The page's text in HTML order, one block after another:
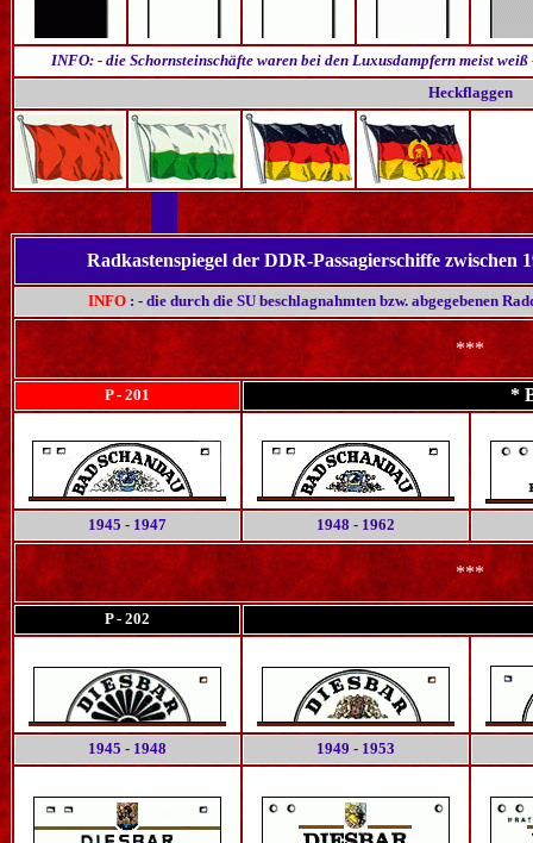
INFO: - die Schornsteinschäfte waren bei den Luxusdampfern meist
Heckflaggen
Radkastenspiegel der DDR-Passagierschiffe zwischen
INFO: - die durch die SU beschlagnahmten bzw. abgegebenen
***
P - 201 *
1945 - 1947 1948 - 1962
***
P - 202
1945 - 1948 1949 - 1953